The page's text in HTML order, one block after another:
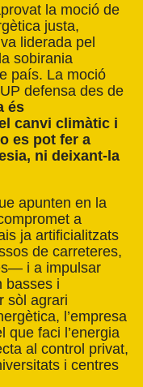
la moció de
justa,
liderada pel
sobirania
país. La moció
defensa des de
és
canvi climàtic i
es pot fer a
ni deixant-la
apunten en la
a
ja artificialitzats
de carreteres,
i a impulsar
basses i
sòl agrari
l’empresa
que faci l’energia
al control privat,
i centres